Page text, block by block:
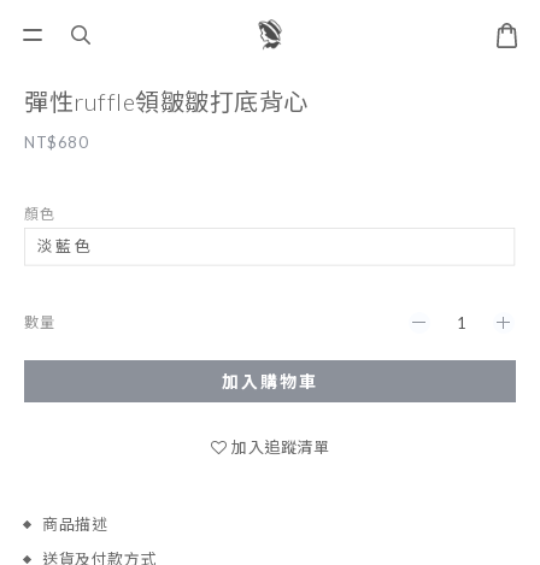
彈性ruffle領皺皺打底背心
NT$680
顏色
數量
加入購物車
加入追蹤清單
商品描述
送貨及付款方式